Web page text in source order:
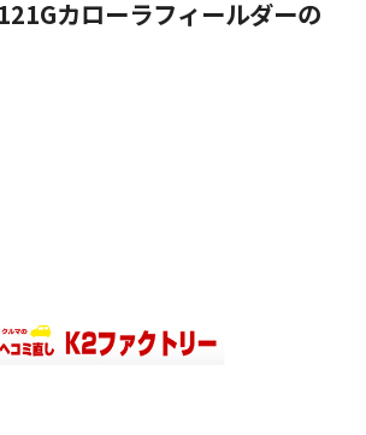
カローラフィールダーの